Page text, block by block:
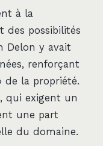
à la
des possibilités
Delon y avait
renforçant
de la propriété.
qui exigent un
une part
du domaine.